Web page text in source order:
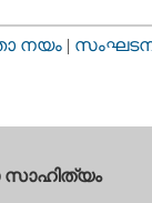
നയം |
സാഹിത്യം